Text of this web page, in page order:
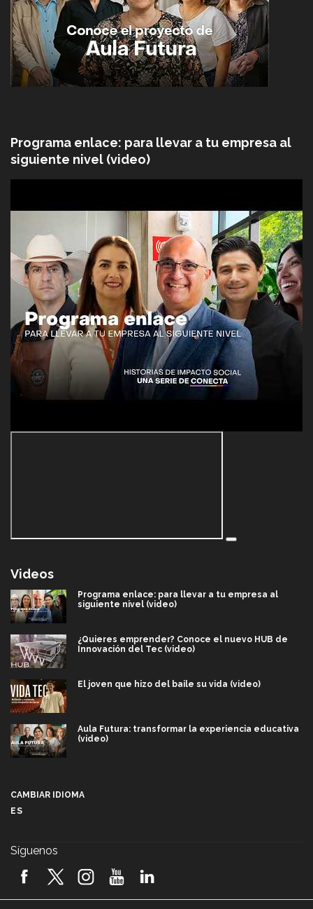
Programa enlace: para llevar a tu empresa al
siguiente nivel (video)
Videos
Programa enlace: para llevar a tu empresa al
siguiente nivel (video)
¿Quieres emprender? Conoce el nuevo HUB de
Innovación del Tec (video)
El joven que hizo del baile su vida (video)
Aula Futura: transformar la experiencia educativa
(video)
2026! (video)
CAMBIAR IDIOMA
ES
Síguenos